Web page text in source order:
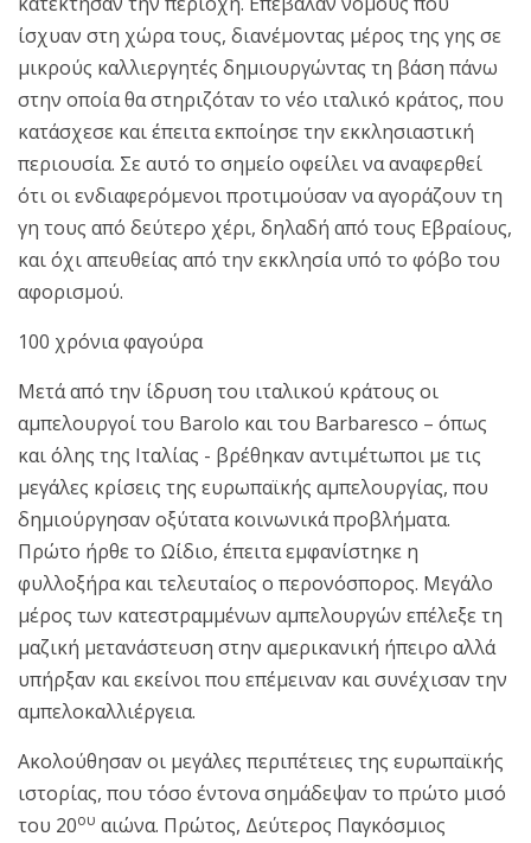
ίσχυαν στη χώρα τους, διανέμοντας μέρος της γης σε
μικρούς καλλιεργητές δημιουργώντας τη βάση πάνω
στην οποία θα στηριζόταν το νέο ιταλικό κράτος, που
κατάσχεσε και έπειτα εκποίησε την εκκλησιαστική
περιουσία. Σε αυτό το σημείο οφείλει να αναφερθεί
ότι οι ενδιαφερόμενοι προτιμούσαν να αγοράζουν τη
γη τους από δεύτερο χέρι, δηλαδή από τους Εβραίους,
και όχι απευθείας από την εκκλησία υπό το φόβο του
αφορισμού.
100 χρόνια φαγούρα
Μετά από την ίδρυση του ιταλικού κράτους οι
αμπελουργοί του Barolo και του Barbaresco – όπως
και όλης της Ιταλίας - βρέθηκαν αντιμέτωποι με τις
μεγάλες κρίσεις της ευρωπαϊκής αμπελουργίας, που
δημιούργησαν οξύτατα κοινωνικά προβλήματα.
Πρώτο ήρθε το Ωίδιο, έπειτα εμφανίστηκε η
φυλλοξήρα και τελευταίος ο περονόσπορος. Μεγάλο
μέρος των κατεστραμμένων αμπελουργών επέλεξε τη
μαζική μετανάστευση στην αμερικανική ήπειρο αλλά
υπήρξαν και εκείνοι που επέμειναν και συνέχισαν την
αμπελοκαλλιέργεια.
Ακολούθησαν οι μεγάλες περιπέτειες της ευρωπαϊκής
ιστορίας, που τόσο έντονα σημάδεψαν το πρώτο μισό
του 20ου αιώνα. Πρώτος, Δεύτερος Παγκόσμιος